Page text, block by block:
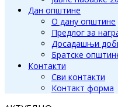
Дан општине
О дану општине
Предлог за
Досадашњи
Братске
Контакти
Сви контакти
Контакт форма